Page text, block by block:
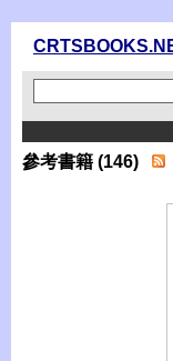
參考書籍 (146)